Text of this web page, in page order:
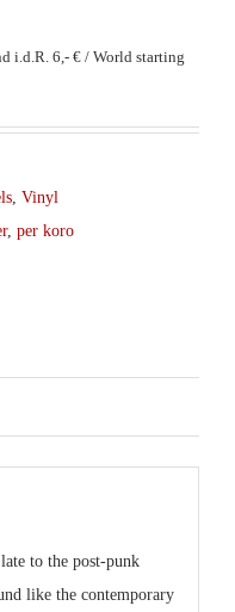
i.d.R. 6,- € / World starting
Vinyl
, per koro
to the post-punk
like the contemporary